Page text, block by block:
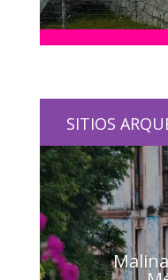
SITIOS